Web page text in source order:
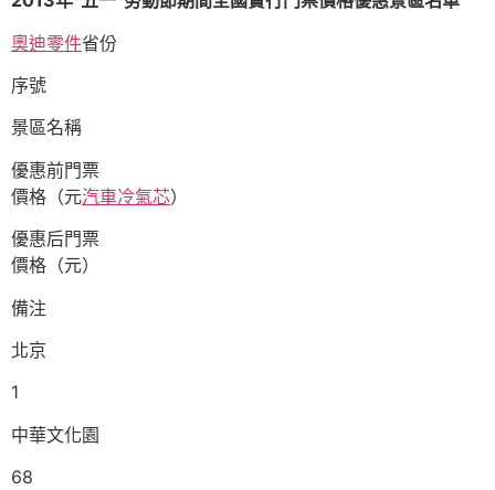
奧迪零件省份
序號
景區名稱
優惠前門票
價格（元汽車冷氣芯）
優惠后門票
價格（元）
備注
北京
1
中華文化園
68